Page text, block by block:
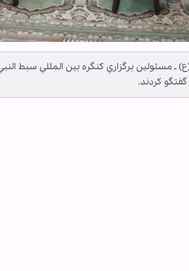
ـ مسئولين برگزاري کنگره بين المللي سبط
کردند.